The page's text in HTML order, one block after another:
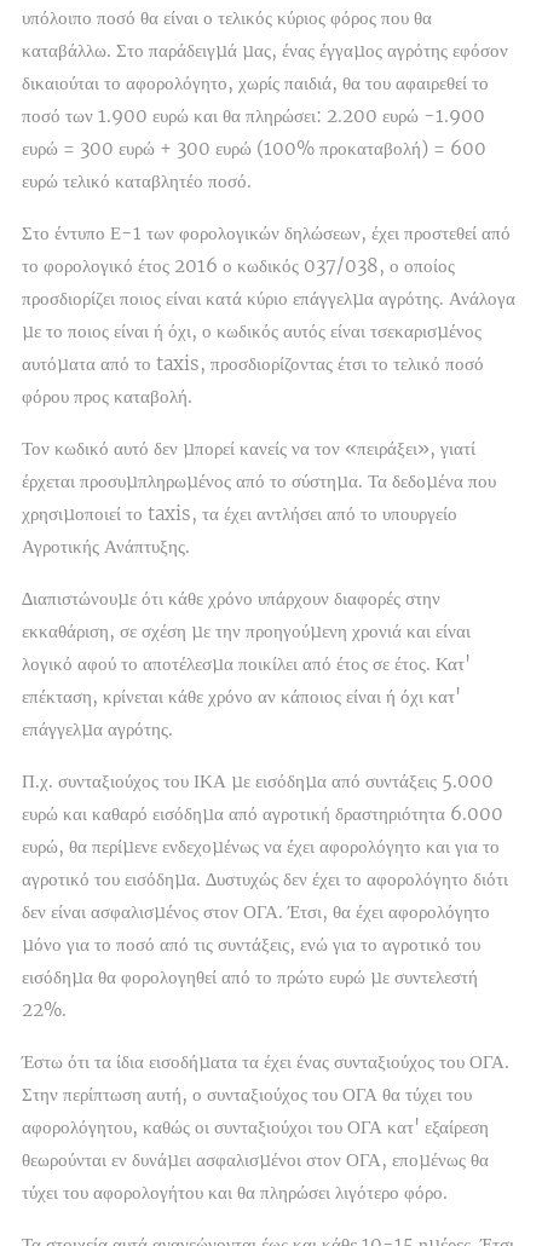
υπόλοιπο ποσό θα είναι ο τελικός κύριος φόρος που θα
καταβάλλω. Στο παράδειγµά µας, ένας έγγαµος αγρότης εφόσον
δικαιούται το αφορολόγητο, χωρίς παιδιά, θα του αφαιρεθεί το
ποσό των 1.900 ευρώ και θα πληρώσει: 2.200 ευρώ -1.900
ευρώ = 300 ευρώ + 300 ευρώ (100% προκαταβολή) = 600
ευρώ τελικό καταβλητέο ποσό.
Στο έντυπο Ε-1 των φορολογικών δηλώσεων, έχει προστεθεί από
το φορολογικό έτος 2016 ο κωδικός 037/038, ο οποίος
προσδιορίζει ποιος είναι κατά κύριο επάγγελµα αγρότης. Ανάλογα
µε το ποιος είναι ή όχι, ο κωδικός αυτός είναι τσεκαρισµένος
αυτόµατα από το taxis, προσδιορίζοντας έτσι το τελικό ποσό
φόρου προς καταβολή.
Τον κωδικό αυτό δεν µπορεί κανείς να τον «πειράξει», γιατί
έρχεται προσυµπληρωµένος από το σύστηµα. Τα δεδοµένα που
χρησιµοποιεί το taxis, τα έχει αντλήσει από το υπουργείο
Αγροτικής Ανάπτυξης.
∆ιαπιστώνουµε ότι κάθε χρόνο υπάρχουν διαφορές στην
εκκαθάριση, σε σχέση µε την προηγούµενη χρονιά και είναι
λογικό αφού το αποτέλεσµα ποικίλει από έτος σε έτος. Κατ'
επέκταση, κρίνεται κάθε χρόνο αν κάποιος είναι ή όχι κατ'
επάγγελµα αγρότης.
Π.χ. συνταξιούχος του ΙΚΑ µε εισόδηµα από συντάξεις 5.000
ευρώ και καθαρό εισόδηµα από αγροτική δραστηριότητα 6.000
ευρώ, θα περίµενε ενδεχοµένως να έχει αφορολόγητο και για το
αγροτικό του εισόδηµα. ∆υστυχώς δεν έχει το αφορολόγητο διότι
δεν είναι ασφαλισµένος στον ΟΓΑ. Έτσι, θα έχει αφορολόγητο
µόνο για το ποσό από τις συντάξεις, ενώ για το αγροτικό του
εισόδηµα θα φορολογηθεί από το πρώτο ευρώ µε συντελεστή
22%.
Έστω ότι τα ίδια εισοδήµατα τα έχει ένας συνταξιούχος του ΟΓΑ.
Στην περίπτωση αυτή, ο συνταξιούχος του ΟΓΑ θα τύχει του
αφορολόγητου, καθώς οι συνταξιούχοι του ΟΓΑ κατ' εξαίρεση
θεωρούνται εν δυνάµει ασφαλισµένοι στον ΟΓΑ, εποµένως θα
τύχει του αφορολογήτου και θα πληρώσει λιγότερο φόρο.